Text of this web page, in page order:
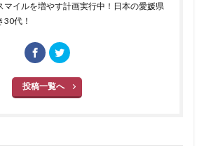
マイルを増やす計画実行中！日本の愛媛県
代！
投稿一覧へ